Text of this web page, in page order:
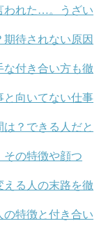
われた…。うざい
待されない原因
付き合い方も徹
と向いてない仕事
？できる人だと
その特徴や顔つ
る人の末路を徹
の特徴と付き合い